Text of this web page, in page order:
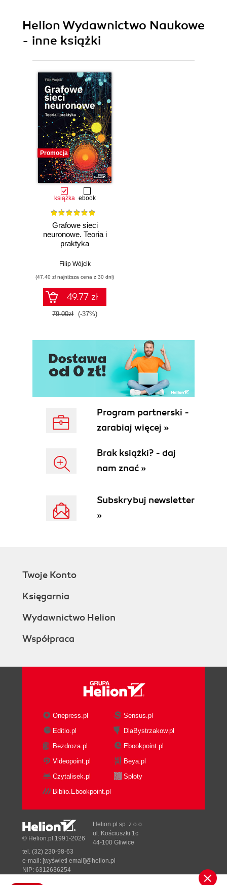
Helion Wydawnictwo Naukowe
- inne książki
Promocja
książka ebook
Grafowe sieci
neuronowe. Teoria i
praktyka
Filip Wójcik
(47,40 zł najniższa cena z 30 dni)
49.77 zł
79.00zł (-37%)
Program partnerski -
zarabiaj więcej »
Brak książki? - daj
nam znać »
Subskrybuj newsletter
»
Twoje Konto
Księgarnia
Wydawnictwo Helion
Współpraca
Onepress.pl
Sensus.pl
Editio.pl
DlaBystrzakow.pl
Bezdroza.pl
Ebookpoint.pl
Videopoint.pl
Beya.pl
Czytalisek.pl
Sploty
Biblio.Ebookpoint.pl
© Helion.pl 1991-2026
Helion.pl sp. z o.o.
ul. Kościuszki 1c
44-100 Gliwice
tel. (32) 230-98-63
e-mail: [wyświetl email]@helion.pl
NIP: 6312636254